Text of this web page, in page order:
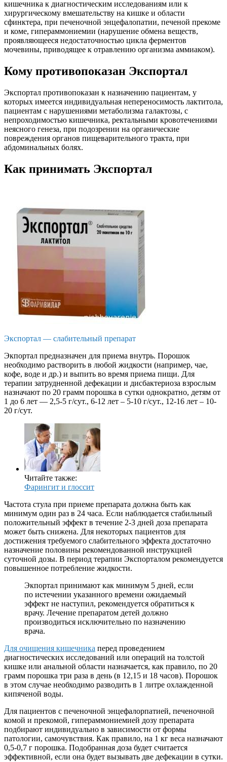
кишечника к диагностическим исследованиям или к
хирургическому вмешательству на кишке и области
сфинктера, при печеночной энцефалопатии, печеной прекоме
и коме, гипераммониемии (нарушение обмена веществ,
проявляющееся недостаточностью цикла ферментов
мочевины, приводящее к отравлению организма аммиаком).
Кому противопоказан Экспортал
Экспортал противопоказан к назначению пациентам, у
которых имеется индивидуальная непереносимость лактитола,
пациентам с нарушениями метаболизма галактозы, с
непроходимостью кишечника, ректальными кровотечениями
неясного генеза, при подозрении на органические
повреждения органов пищеварительного тракта, при
абдоминальных болях.
Как принимать Экспортал
Экспортал — слабительный препарат
Экпортал предназначен для приема внутрь. Порошок
необходимо растворить в любой жидкости (например, чае,
кофе, воде и др.) и выпить во время приема пищи. Для
терапии затрудненной дефекации и дисбактериоза взрослым
назначают по 20 грамм порошка в сутки однократно, детям от
1 до 6 лет — 2,5-5 г/сут., 6-12 лет – 5-10 г/сут., 12-16 лет – 10-
20 г/сут.
Читайте также:
Фарингит и глоссит
Частота стула при приеме препарата должна быть как
минимум один раз в 24 часа. Если наблюдается стабильный
положительный эффект в течение 2-3 дней доза препарата
может быть снижена. Для некоторых пациентов для
достижения требуемого слабительного эффекта достаточно
назначение половины рекомендованной инструкцией
суточной дозы. В период терапии Экспорталом рекомендуется
повышенное потребление жидкости.
Экпортал принимают как минимум 5 дней, если
по истечении указанного времени ожидаемый
эффект не наступил, рекомендуется обратиться к
врачу. Лечение препаратом детей должно
производиться исключительно по назначению
врача.
Для очищения кишечника перед проведением
диагностических исследований или операций на толстой
кишке или анальной области назначается, как правило, по 20
грамм порошка три раза в день (в 12,15 и 18 часов). Порошок
в этом случае необходимо разводить в 1 литре охлажденной
кипяченой воды.
Для пациентов с печеночной энцефалорпатией, печеночной
комой и прекомой, гипераммониемией дозу препарата
подбирают индивидуально в зависимости от формы
патологии, самочувствия. Как правило, на 1 кг веса назначают
0,5-0,7 г порошка. Подобранная доза будет считается
эффективной, если она будет вызывать две дефекации в сутки.